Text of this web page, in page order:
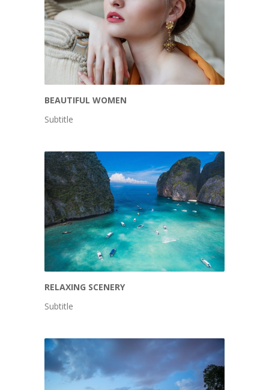
BEAUTIFUL WOMEN
Subtitle
RELAXING SCENERY
Subtitle